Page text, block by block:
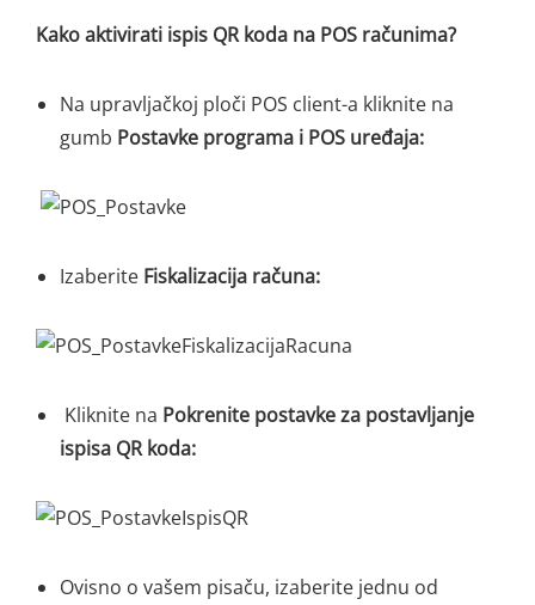
Kako aktivirati ispis QR koda na POS računima?
Na upravljačkoj ploči POS client-a kliknite na
gumb Postavke programa i POS uređaja:
Izaberite Fiskalizacija računa:
Kliknite na Pokrenite postavke za postavljanje
ispisa QR koda:
Ovisno o vašem pisaču, izaberite jednu od